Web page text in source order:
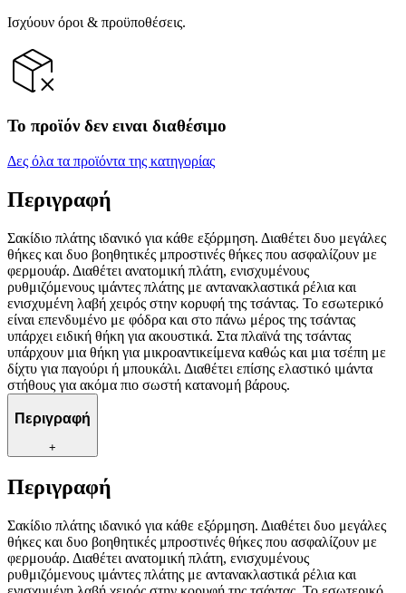
Ισχύουν όροι & προϋποθέσεις.
Το προϊόν δεν ειναι διαθέσιμο
Δες όλα τα προϊόντα της κατηγορίας
Περιγραφή
Σακίδιο πλάτης ιδανικό για κάθε εξόρμηση. Διαθέτει δυο μεγάλες
θήκες και δυο βοηθητικές μπροστινές θήκες που ασφαλίζουν με
φερμουάρ. Διαθέτει ανατομική πλάτη, ενισχυμένους
ρυθμιζόμενους ιμάντες πλάτης με αντανακλαστικά ρέλια και
ενισχυμένη λαβή χειρός στην κορυφή της τσάντας. Το εσωτερικό
είναι επενδυμένο με φόδρα και στο πάνω μέρος της τσάντας
υπάρχει ειδική θήκη για ακουστικά. Στα πλαϊνά της τσάντας
υπάρχουν μια θήκη για μικροαντικείμενα καθώς και μια τσέπη με
δίχτυ για παγούρι ή μπουκάλι. Διαθέτει επίσης ελαστικό ιμάντα
στήθους για ακόμα πιο σωστή κατανομή βάρους.
Περιγραφή
+
Περιγραφή
Σακίδιο πλάτης ιδανικό για κάθε εξόρμηση. Διαθέτει δυο μεγάλες
θήκες και δυο βοηθητικές μπροστινές θήκες που ασφαλίζουν με
φερμουάρ. Διαθέτει ανατομική πλάτη, ενισχυμένους
ρυθμιζόμενους ιμάντες πλάτης με αντανακλαστικά ρέλια και